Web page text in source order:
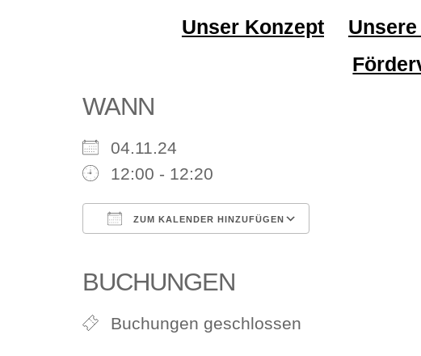
Unser Konzept
WANN
04.11.24
12:00 - 12:20
ZUM KALENDER HINZUFÜGEN
BUCHUNGEN
Buchungen geschlossen